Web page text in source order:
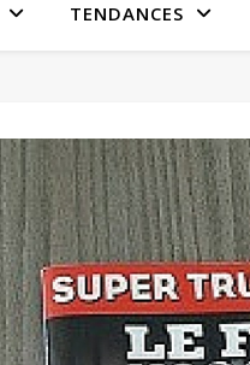
TENDANCES